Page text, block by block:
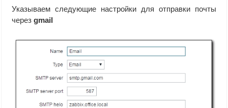
Указываем следующие настройки для отправки почты
черезgmail